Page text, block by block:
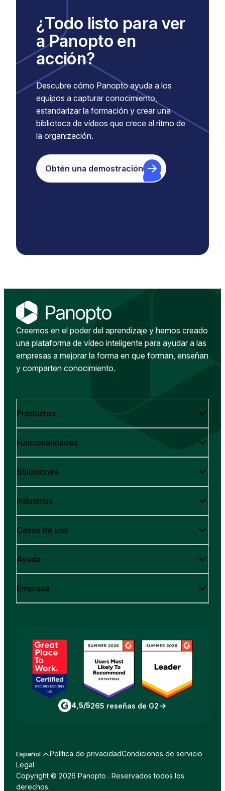
¿Todo listo para ver
a Panopto en
acción?
Descubre cómo Panopto ayuda a los
equipos a capturar conocimiento,
estandarizar la formación y crear una
biblioteca de vídeos que crece al ritmo de
la organización.
Obtén una demostración
Creemos en el poder del aprendizaje y hemos creado
una plataforma de vídeo inteligente para ayudar a las
empresas a mejorar la forma en que forman, enseñan
y comparten conocimiento.
Productos
Funcionalidades
Soluciones
Industrias
Casos de uso
Ayuda
Empresa
4,5/5265 reseñas de G2
Español Política de privacidadCondiciones de servicio
Legal
Copyright © 2026 Panopto . Reservados todos los
derechos.